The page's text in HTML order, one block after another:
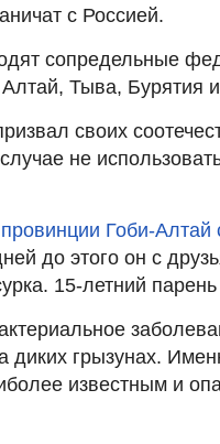
с Россией.
сопредельные
Тыва, Бурятия
своих
не
Гоби-Алтай
до этого он с
15-летний
грызунах.
известным и